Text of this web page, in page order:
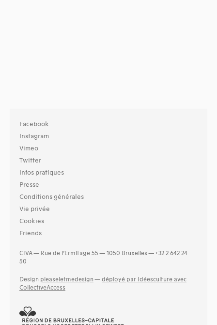
Facebook
Instagram
Vimeo
Twitter
Infos pratiques
Presse
Conditions générales
Vie privée
Cookies
Friends
CIVA — Rue de l’Ermitage 55 — 1050 Bruxelles — +32 2 642 24
50
Design pleaseletmedesign — déployé par Idéesculture avec
CollectiveAccess